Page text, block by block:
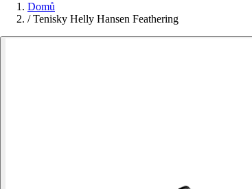
Domů
/ Tenisky Helly Hansen Feathering